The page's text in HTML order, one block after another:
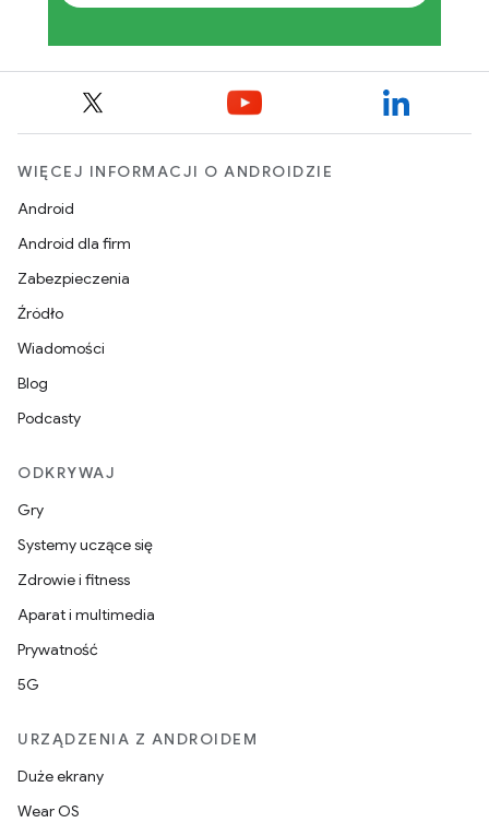
WIĘCEJ INFORMACJI O ANDROIDZIE
Android
Android dla firm
Zabezpieczenia
Źródło
Wiadomości
Blog
Podcasty
ODKRYWAJ
Gry
Systemy uczące się
Zdrowie i fitness
Aparat i multimedia
Prywatność
5G
URZĄDZENIA Z ANDROIDEM
Duże ekrany
Wear OS